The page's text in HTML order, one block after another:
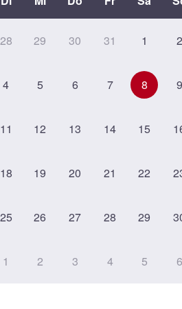
28 29 30 31 1 2
4 5 6 7 8 9
11 12 13 14 15
18 19 20 21 22
25 26 27 28 29
1 2 3 4 5 6